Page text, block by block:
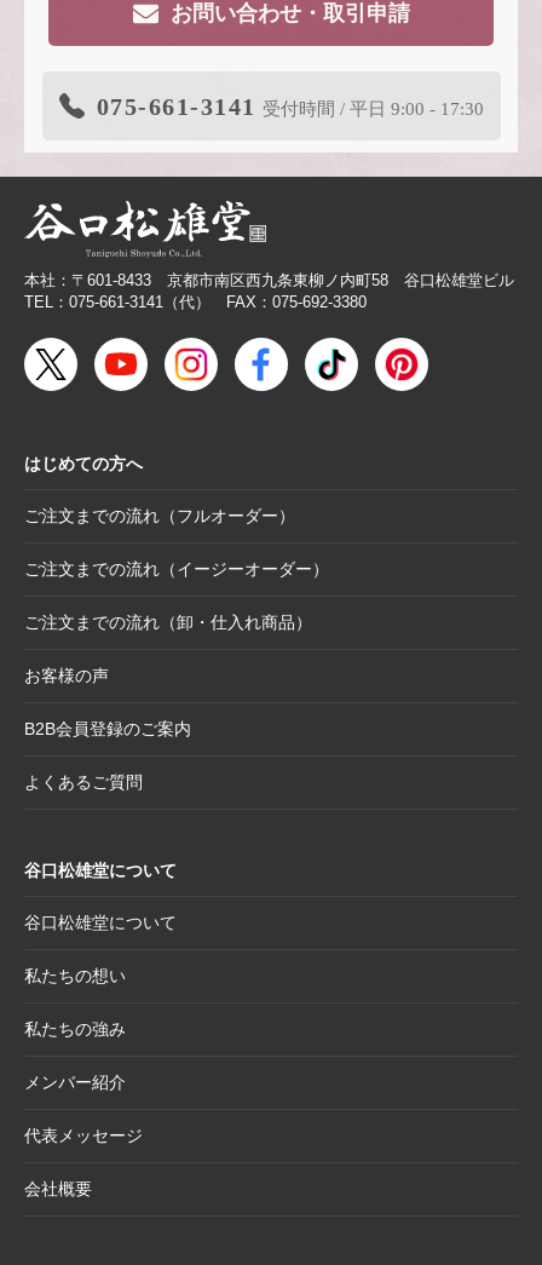
2026.3.11 商品リニューアルのご案内
2026.2.26
【無料提供】売場づくりを応援！訴求力を高
める専用POP
2026.2.19 【色紙】価格改定のお願い
2025.10.28
【新商品案内】色エンピツ作家 かわばたあき
こが描く、ワンダーランドへと誘うアートグ
ッズ〈メモボックス〉と〈ミニアートボック
2025.10.16
日付誤植に関するお詫びと交換対応のお知ら
2025.8.28 【和綴じノート】新柄発表
2025.8.21
2025.8.19
【新商品案内】躍進を呼び込む縁起物─2026
ダー受付開始
2025.6.11
【新商品】「日本画の巨匠たち」新作5アイテ
2025.5.20
お問い合わせ・取引申請
075-661-3141 受付時間 / 平日 9:00 - 17:30
本社：〒601-8433 京都市南区西九条東柳ノ内町58 谷口松雄堂ビル
TEL：075-661-3141（代） FAX：075-692-3380
はじめての方へ
ご注文までの流れ（フルオーダー）
ご注文までの流れ（イージーオーダー）
ご注文までの流れ（卸・仕入れ商品）
お客様の声
B2B会員登録のご案内
よくあるご質問
谷口松雄堂について
谷口松雄堂について
私たちの想い
私たちの強み
メンバー紹介
代表メッセージ
会社概要